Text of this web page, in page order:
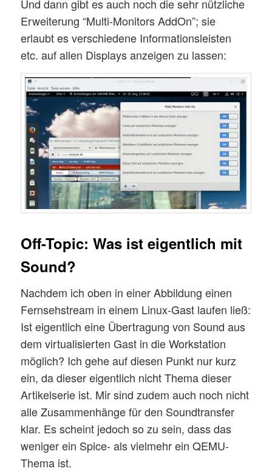
Und dann gibt es auch noch die sehr nützliche
Erweiterung “Multi-Monitors AddOn”; sie
erlaubt es verschiedene Informationsleisten
etc. auf allen Displays anzeigen zu lassen:
Off-Topic: Was ist eigentlich mit
Sound?
Nachdem ich oben in einer Abbildung einen
Fernsehstream in einem Linux-Gast laufen ließ:
Ist eigentlich eine Übertragung von Sound aus
dem virtualisierten Gast in die Workstation
möglich? Ich gehe auf diesen Punkt nur kurz
ein, da dieser eigentlich nicht Thema dieser
Artikelserie ist. Mir sind zudem auch noch nicht
alle Zusammenhänge für den Soundtransfer
klar. Es scheint jedoch so zu sein, dass das
weniger ein Spice- als vielmehr ein QEMU-
Thema ist.